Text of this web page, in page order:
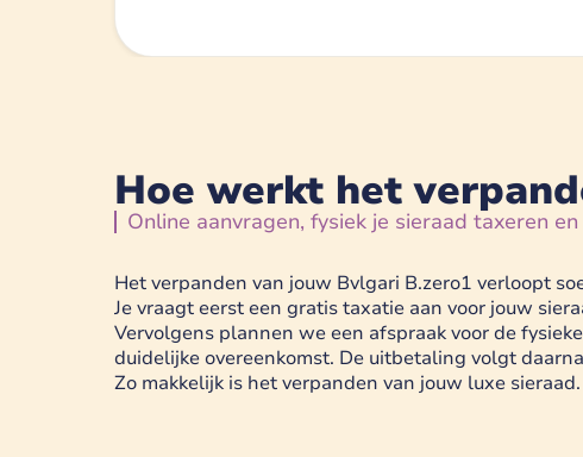
Hoe werkt het
Online aanvragen, fysiek je sieraad taxeren
Het verpanden van jouw Bvlgari B.zero1 verloopt
Je vraagt eerst een gratis taxatie aan voor jouw
Vervolgens plannen we een afspraak voor de
duidelijke overeenkomst. De uitbetaling volgt
Zo makkelijk is het verpanden van jouw luxe sieraad.